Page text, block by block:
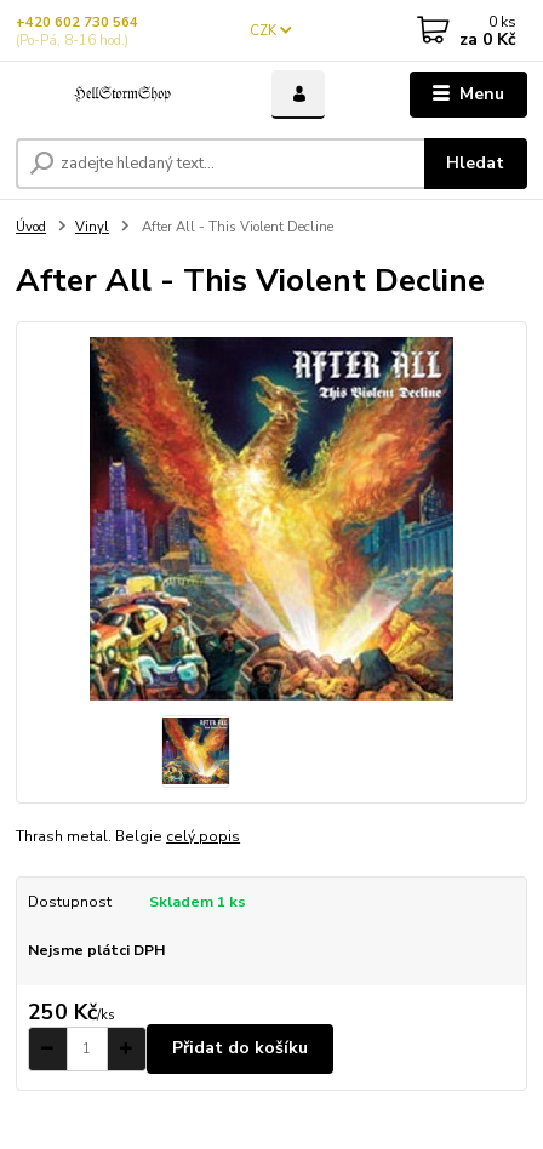
Menu
CZK
Hledat
+420 602 730 564
(Po-Pá, 8-16 hod.)
0 ks
za 0 Kč
Úvod Vinyl After All - This Violent Decline
After All - This Violent Decline
Thrash metal. Belgie celý popis
Dostupnost Skladem 1 ks
Nejsme plátci DPH
250 Kč/ks
Přidat do košíku